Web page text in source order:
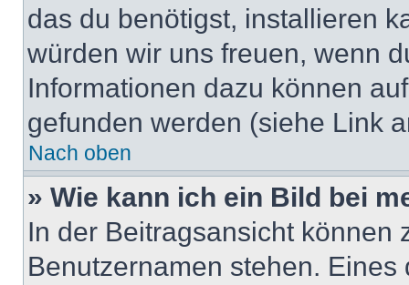
das du benötigst, installieren
würden wir uns freuen, wenn
Informationen dazu können
gefunden werden (siehe Link
Nach oben
» Wie kann ich ein Bild bei
In der Beitragsansicht können
Benutzernamen stehen.